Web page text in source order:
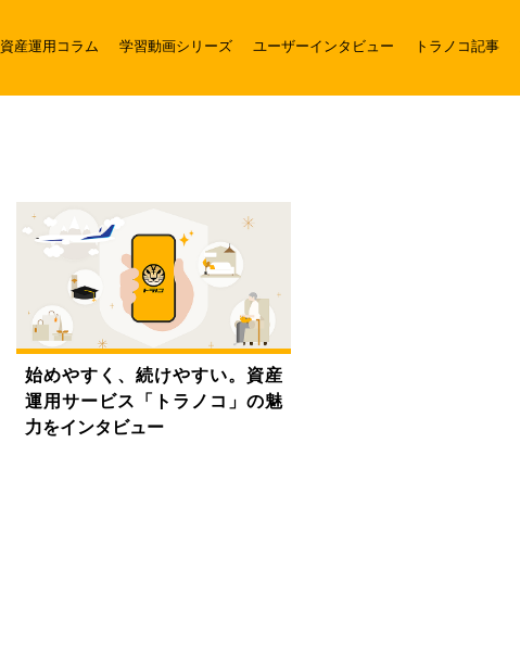
資産運用コラム 学習動画シリーズ ユーザーインタビュー トラノコ記事
始めやすく、続けやすい。資産
運用サービス「トラノコ」の魅
力をインタビュー